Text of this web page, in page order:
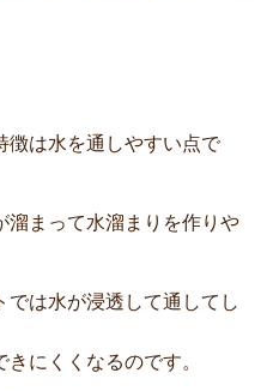
徴は水を通しやすい点で
溜まって水溜まりを作りや
では水が浸透して通してし
にくくなるのです。